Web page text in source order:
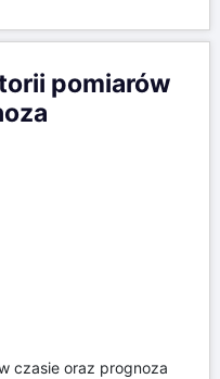
pomiarów
czasie oraz prognoza